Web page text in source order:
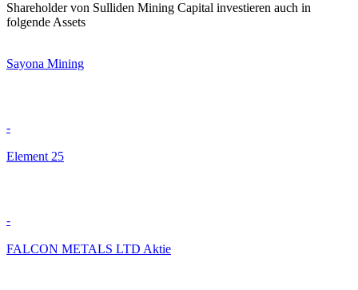
Shareholder von Sulliden Mining Capital investieren auch in
folgende Assets
Sayona Mining
-
Element 25
-
FALCON METALS LTD Aktie